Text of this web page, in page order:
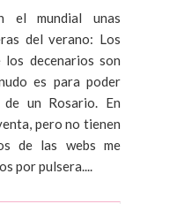
el mundial unas
del verano: Los
los decenarios son
es para poder
un Rosario. En
pero no tienen
de las webs me
por pulsera....